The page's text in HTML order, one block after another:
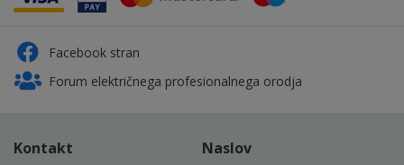
Facebook stran
Forum električnega profesionalnega orodja
Kontakt Naslov